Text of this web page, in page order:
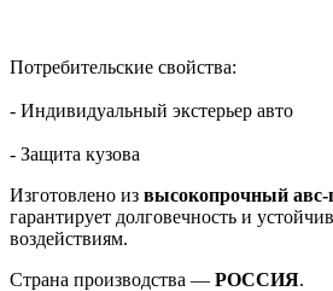
Потребительские свойства:
- Индивидуальный экстерьер авто
- Защита кузова
Изготовлено из высокопрочный авс-
гарантирует долговечность и
воздействиям.
Страна производства — РОССИЯ.